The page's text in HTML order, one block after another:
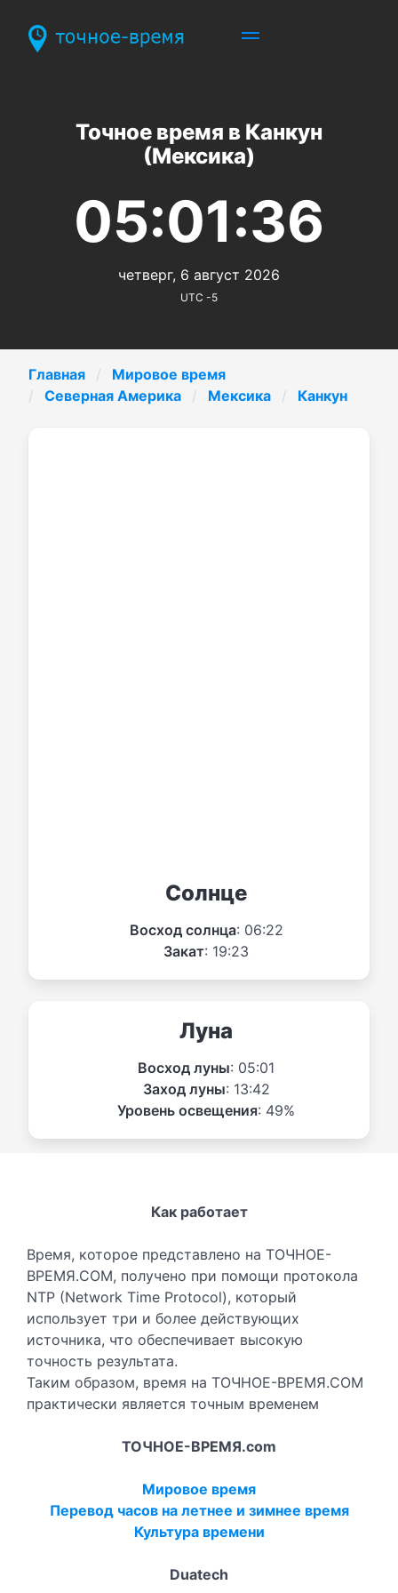
Точное время в Канкун
(Мексика)
05:01:36
четверг, 6 август 2026
UTC -5
Главная
Мировое время
Северная Америка
Мексика Канкун
Солнце
Восход солнца: 06:22
Закат: 19:23
Луна
Восход луны: 05:01
Заход луны: 13:42
Уровень освещения: 49%
Как работает
Время, которое представлено на ТОЧНОЕ-
ВРЕМЯ.COM, получено при помощи протокола
NTP (Network Time Protocol), который
использует три и более действующих
источника, что обеспечивает высокую
точность результата.
Таким образом, время на ТОЧНОЕ-ВРЕМЯ.COM
практически является точным временем
ТОЧНОЕ-ВРЕМЯ.com
Мировое время
Перевод часов на летнее и зимнее время
Культура времени
Duatech